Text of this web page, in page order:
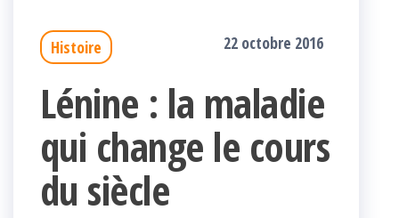
Histoire 22 octobre 2016
Lénine : la maladie
qui change le cours
du siècle